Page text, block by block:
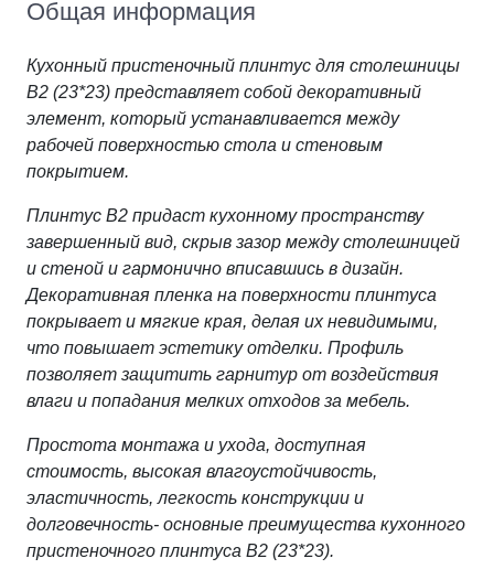
Общая информация
Кухонный пристеночный плинтус для столешницы
В2 (23*23) представляет собой декоративный
элемент, который устанавливается между
рабочей поверхностью стола и стеновым
покрытием.
Плинтус В2 придаст кухонному пространству
завершенный вид, скрыв зазор между столешницей
и стеной и гармонично вписавшись в дизайн.
Декоративная пленка на поверхности плинтуса
покрывает и мягкие края, делая их невидимыми,
что повышает эстетику отделки. Профиль
позволяет защитить гарнитур от воздействия
влаги и попадания мелких отходов за мебель.
Простота монтажа и ухода, доступная
стоимость, высокая влагоустойчивость,
эластичность, легкость конструкции и
долговечность- основные преимущества кухонного
пристеночного плинтуса В2 (23*23).